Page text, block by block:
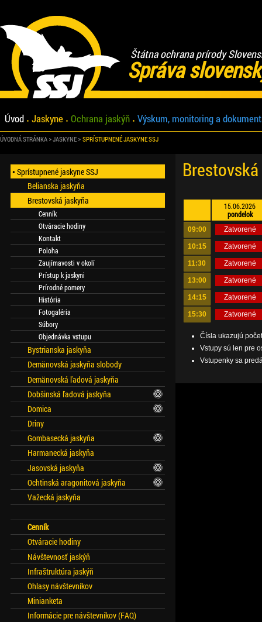
Štátna ochrana prírody
Správa
Úvod Jaskyne Ochrana jaskýň Výskum, monitoring a
ÚVODNÁ STRÁNKA JASKYNE SPRÍSTUPNENÉ JASKYNE SSJ
15.06.2026
pondelok
09:00 Zatvorené
10:15 Zatvorené
11:30 Zatvorené
13:00 Zatvorené
14:15 Zatvorené
15:30 Zatvorené
Čísla ukazujú
Vstupy sú len pre
Vstupenky sa
Sprístupnené jaskyne SSJ
Belianska jaskyňa
Brestovská jaskyňa
Cenník
Otváracie hodiny
Kontakt
Poloha
Zaujímavosti v okolí
Prístup k jaskyni
Prírodné pomery
História
Fotogaléria
Súbory
Objednávka vstupu
Bystrianska jaskyňa
Demänovská jaskyňa slobody
Demänovská ľadová jaskyňa
Dobšinská ľadová jaskyňa
Domica
Driny
Gombasecká jaskyňa
Harmanecká jaskyňa
Jasovská jaskyňa
Ochtinská aragonitová jaskyňa
Važecká jaskyňa
Cenník
Otváracie hodiny
Návštevnosť jaskýň
Infraštruktúra jaskýň
Ohlasy návštevníkov
Minianketa
Informácie pre návštevníkov (FAQ)